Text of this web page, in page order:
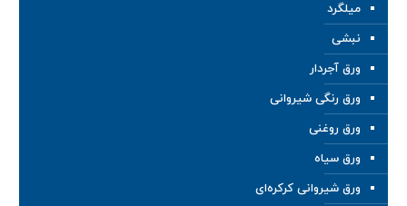
میلگرد
نبشی
ورق آجردار
ورق رنگی شیروانی
ورق روغنی
ورق سیاه
ورق شیروانی کرکره‌ای